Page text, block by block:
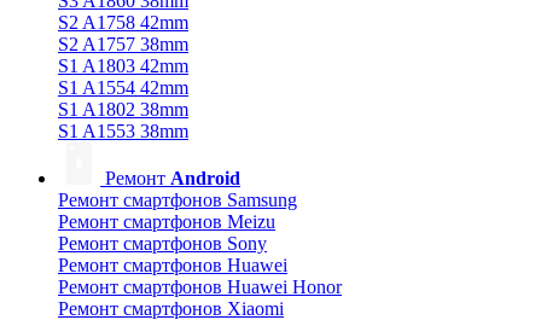
S2 A1758 42mm
S2 A1757 38mm
S1 A1803 42mm
S1 A1554 42mm
S1 A1802 38mm
S1 A1553 38mm
Ремонт Android
Ремонт смартфонов Samsung
Ремонт смартфонов Meizu
Ремонт смартфонов Sony
Ремонт смартфонов Huawei
Ремонт смартфонов Huawei Honor
Ремонт смартфонов Xiaomi